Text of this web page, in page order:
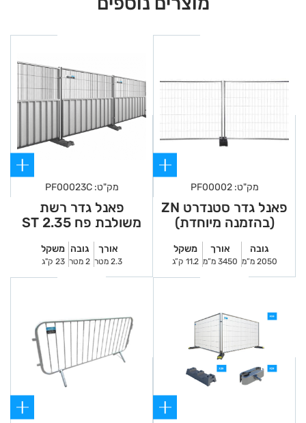
מק"ט: PF00002
פאנל גדר סטנדרט ZN
(בהזמנה מיוחדת)
גובה
2050 מ”מ
אורך
3450 מ”מ
משקל
11.2 ק”ג
מק"ט: PF00023C
פאנל גדר רשת
משולבת פח 2.35 ST
אורך
2.3 מטר
גובה
2 מטר
משקל
23 ק"ג